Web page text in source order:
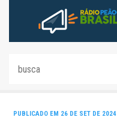
PUBLICADO EM 26 DE SET DE 2024